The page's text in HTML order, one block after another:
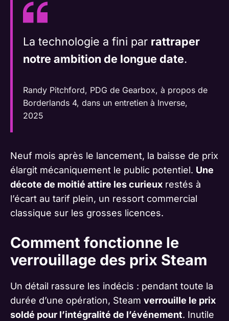
La technologie a fini par rattraper
notre ambition de longue date.
Randy Pitchford, PDG de Gearbox, à propos de
Borderlands 4, dans un entretien à Inverse,
2025
Neuf mois après le lancement, la baisse de prix
élargit mécaniquement le public potentiel. Une
décote de moitié attire les curieux restés à
l’écart au tarif plein, un ressort commercial
classique sur les grosses licences.
Comment fonctionne le
verrouillage des prix Steam
Un détail rassure les indécis : pendant toute la
durée d’une opération, Steam verrouille le prix
soldé pour l’intégralité de l’événement. Inutile